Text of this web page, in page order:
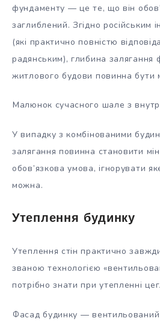
фундаменту — це те, що він
заглиблений. Згідно російським
(які практично повністю
радянським), глибина залягання
житлового будови повинна бути
Малюнок сучасного шале з
У випадку з комбінованими
залягання повинна становити
обов’язкова умова, ігнорувати
можна.
Утеплення будинку
Утеплення стін практично
званою технологією
потрібно знати при утепленні
Фасад будинку — вентильований